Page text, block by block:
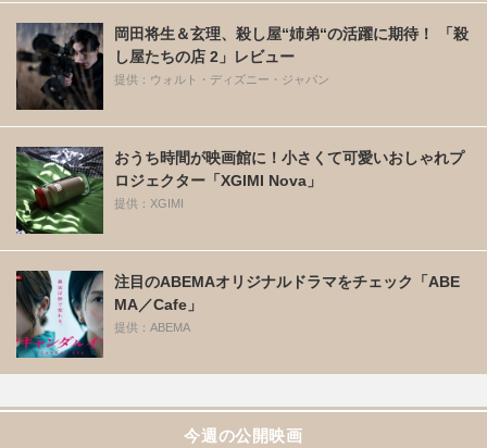
岡田将生＆玄理、殺し屋“姉弟“の活躍に期待！ 「殺
し屋たちの店 2」レビュー
提供：ウォルト・ディズニー・ジャパン
おうち時間が映画館に！小さくて可愛いおしゃれプ
ロジェクター「XGIMI Nova」
提供：XGIMI
注目のABEMAオリジナルドラマをチェック「ABE
MA／Cafe」
提供：ABEMA
今週の公開映画